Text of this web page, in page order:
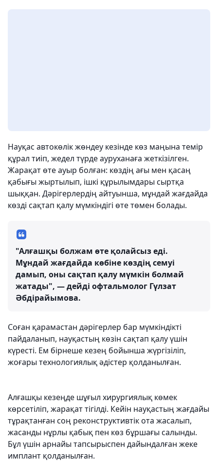
Науқас автокөлік жөндеу кезінде көз маңына темір
құрал тиіп, жедел түрде ауруханаға жеткізілген.
Жарақат өте ауыр болған: көздің ағы мен қасаң
қабығы жыртылып, ішкі құрылымдары сыртқа
шыққан. Дәрігерлердің айтуынша, мұндай жағдайда
көзді сақтап қалу мүмкіндігі өте төмен болады.
"Алғашқы болжам өте қолайсыз еді.
Мұндай жағдайда көбіне көздің семуі
дамып, оны сақтап қалу мүмкін болмай
жатады", — дейді офтальмолог Гүлзат
Әбдірайымова.
Соған қарамастан дәрігерлер бар мүмкіндікті
пайдаланып, науқастың көзін сақтап қалу үшін
күресті. Ем бірнеше кезең бойынша жүргізіліп,
жоғары технологиялық әдістер қолданылған.
Алғашқы кезеңде шұғыл хирургиялық көмек
көрсетіліп, жарақат тігілді. Кейін науқастың жағдайы
тұрақтанған соң реконструктивтік ота жасалып,
жасанды нұрлы қабық пен көз бұршағы салынды.
Бұл үшін арнайы тапсырыспен дайындалған жеке
имплант қолданылған.